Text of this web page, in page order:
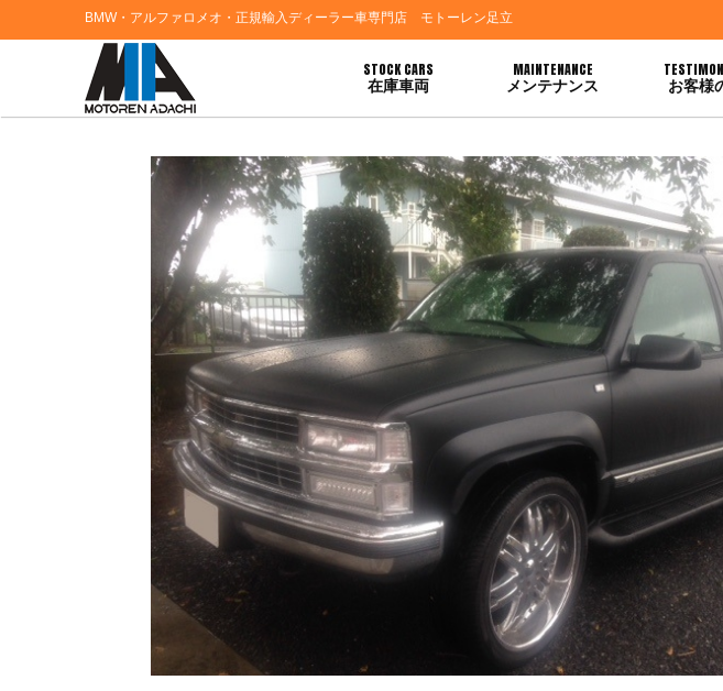
BMW・アルファロメオ・正規輸入ディーラー車専門店 モトーレン足立
STOCK CARS
在庫車両
MAINTENANCE
メンテナンス お客様
HOME>お客様の声> シボレーサバーバンご納車おめでとうございます